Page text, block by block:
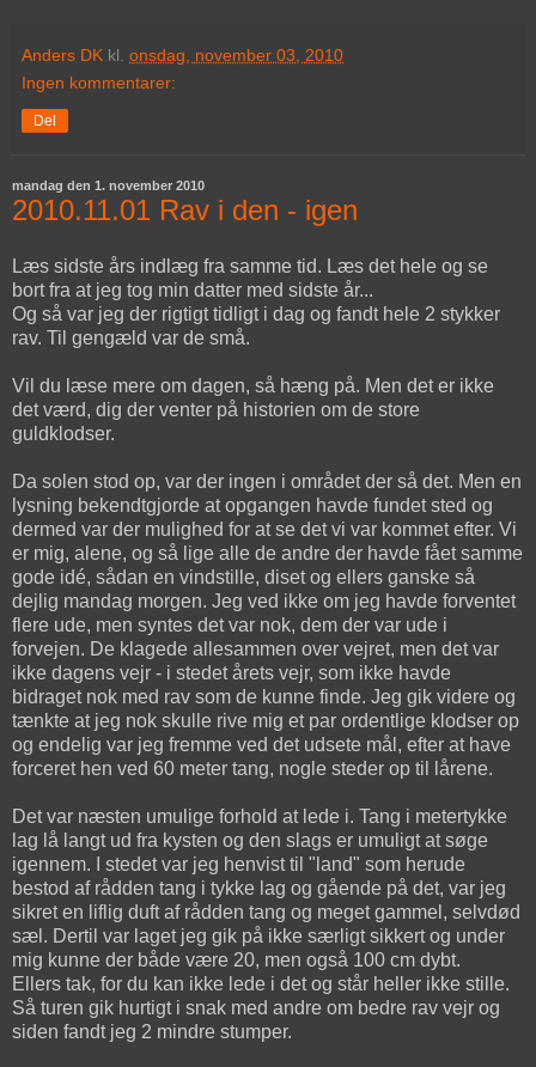
Anders DK kl. onsdag, november 03, 2010
Ingen kommentarer:
Del
mandag den 1. november 2010
2010.11.01 Rav i den - igen
Læs sidste års indlæg fra samme tid. Læs det hele og se
bort fra at jeg tog min datter med sidste år...
Og så var jeg der rigtigt tidligt i dag og fandt hele 2 stykker
rav. Til gengæld var de små.
Vil du læse mere om dagen, så hæng på. Men det er ikke
det værd, dig der venter på historien om de store
guldklodser.
Da solen stod op, var der ingen i området der så det. Men en
lysning bekendtgjorde at opgangen havde fundet sted og
dermed var der mulighed for at se det vi var kommet efter. Vi
er mig, alene, og så lige alle de andre der havde fået samme
gode idé, sådan en vindstille, diset og ellers ganske så
dejlig mandag morgen. Jeg ved ikke om jeg havde forventet
flere ude, men syntes det var nok, dem der var ude i
forvejen. De klagede allesammen over vejret, men det var
ikke dagens vejr - i stedet årets vejr, som ikke havde
bidraget nok med rav som de kunne finde. Jeg gik videre og
tænkte at jeg nok skulle rive mig et par ordentlige klodser op
og endelig var jeg fremme ved det udsete mål, efter at have
forceret hen ved 60 meter tang, nogle steder op til lårene.
Det var næsten umulige forhold at lede i. Tang i metertykke
lag lå langt ud fra kysten og den slags er umuligt at søge
igennem. I stedet var jeg henvist til "land" som herude
bestod af rådden tang i tykke lag og gående på det, var jeg
sikret en liflig duft af rådden tang og meget gammel, selvdød
sæl. Dertil var laget jeg gik på ikke særligt sikkert og under
mig kunne der både være 20, men også 100 cm dybt.
Ellers tak, for du kan ikke lede i det og står heller ikke stille.
Så turen gik hurtigt i snak med andre om bedre rav vejr og
siden fandt jeg 2 mindre stumper.